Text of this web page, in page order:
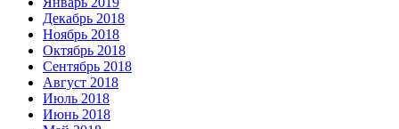
Декабрь 2018
Ноябрь 2018
Октябрь 2018
Сентябрь 2018
Август 2018
Июль 2018
Июнь 2018